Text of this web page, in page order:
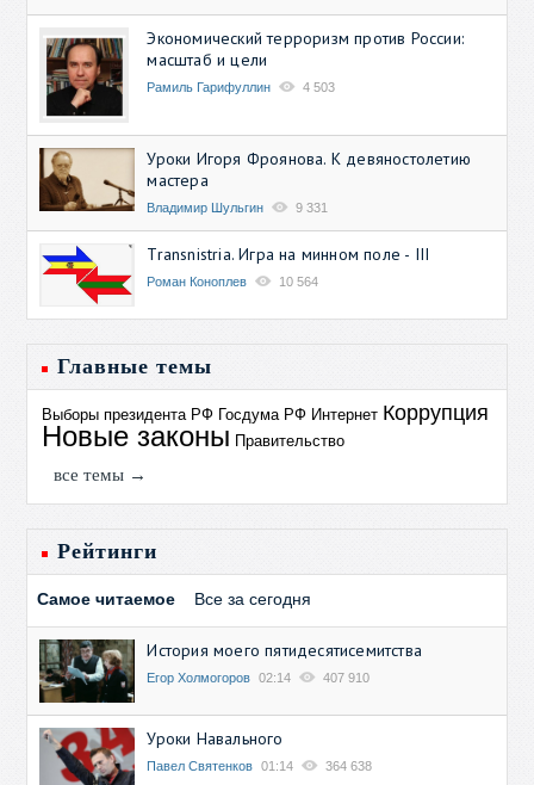
Экономический терроризм против России:
масштаб и цели
Рамиль Гарифуллин 4 503
Уроки Игоря Фроянова. К девяностолетию
мастера
Владимир Шульгин 9 331
Transnistria. Игра на минном поле - III
Роман Коноплев 10 564
Главные темы
Выборы президента РФ Госдума РФ Интернет Коррупция
Новые законы Правительство
все темы →
Рейтинги
Самое читаемое Все за сегодня
История моего пятидесятисемитства
Егор Холмогоров 02:14 407 910
Уроки Навального
Павел Святенков 01:14 364 638